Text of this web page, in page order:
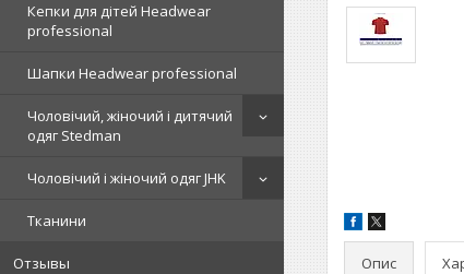
Кепки для дітей Headwear
professional
Шапки Headwear professional
Чоловічий, жіночий і дитячий
одяг Stedman
Чоловічий і жіночий одяг JHK
Тканини
Отзывы Опис